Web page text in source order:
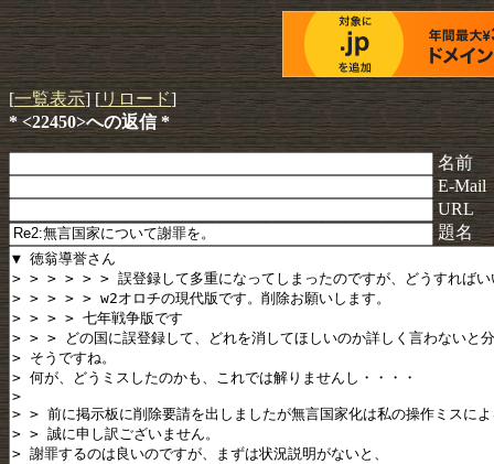
[一覧表示] [リロード]
* <22450>への返信 *
名前
E-Mail
URL
題名